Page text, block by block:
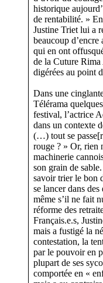
historique
de rentabilité. »
Justine Triet lui a
beaucoup d’encre
qui en ont
de la Cuture
digérées au point
Dans une
Télérama
festival, l’actrice
dans un contexte
(…) tout se
rouge ? » Or, rien
machinerie
son grain de
savoir trier le bon
se lancer dans
même s’il ne fait
réforme des
Français.e.s,
mais a fustigé la
contestation, la
par le pouvoir en
plupart de ses
comportée en «